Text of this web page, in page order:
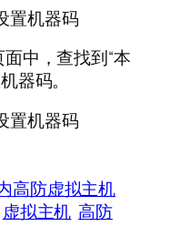
中，查找到“本
器码。
高防虚拟主机
虚拟主机 高防